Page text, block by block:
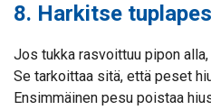
8. Harkitse
Jos tukka rasvoittuu pipon
Se tarkoittaa sitä, että peset
Ensimmäinen pesu poistaa